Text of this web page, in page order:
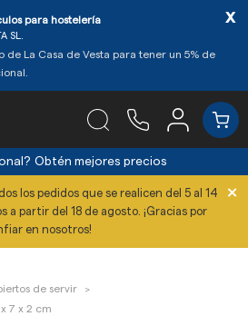
para hostelería
SL.
de La Casa de Vesta para tener un 5% de
x
Obtén mejores precios
los pedidos que se realicen del 5 al 14
a partir del 18 de agosto. ¡Gracias por
en nosotros!
×
de servir
7 x 2 cm